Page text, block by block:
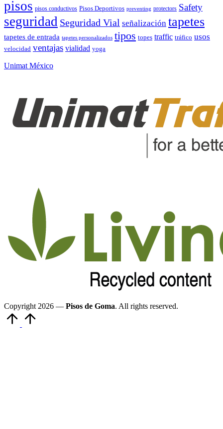
pisos pisos conductivos Pisos Deportivos preventing protectors Safety
seguridad Seguridad Vial señalización tapetes
tapetes de entrada tapetes personalizados tipos topes traffic tráfico usos
velocidad ventajas vialidad yoga
Unimat México
Copyright 2026 — Pisos de Goma. All rights reserved.